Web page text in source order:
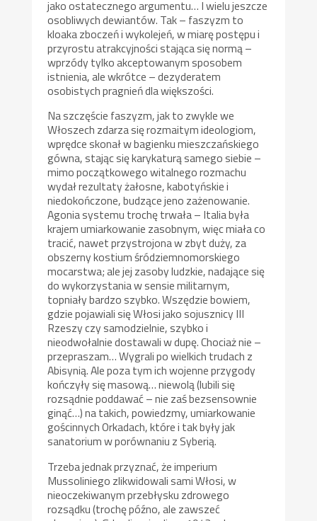
jako ostatecznego argumentu… I wielu jeszcze
osobliwych dewiantów. Tak – faszyzm to
kloaka zboczeń i wykolejeń, w miarę postępu i
przyrostu atrakcyjności stająca się normą –
wprzódy tylko akceptowanym sposobem
istnienia, ale wkrótce – dezyderatem
osobistych pragnień dla większości.
Na szczęście faszyzm, jak to zwykle we
Włoszech zdarza się rozmaitym ideologiom,
wprędce skonał w bagienku mieszczańskiego
gówna, stając się karykaturą samego siebie –
mimo początkowego witalnego rozmachu
wydał rezultaty żałosne, kabotyńskie i
niedokończone, budzące jeno zażenowanie.
Agonia systemu trochę trwała – Italia była
krajem umiarkowanie zasobnym, więc miała co
tracić, nawet przystrojona w zbyt duży, za
obszerny kostium śródziemnomorskiego
mocarstwa; ale jej zasoby ludzkie, nadające się
do wykorzystania w sensie militarnym,
topniały bardzo szybko. Wszędzie bowiem,
gdzie pojawiali się Włosi jako sojusznicy III
Rzeszy czy samodzielnie, szybko i
nieodwołalnie dostawali w dupę. Chociaż nie –
przepraszam… Wygrali po wielkich trudach z
Abisynią. Ale poza tym ich wojenne przygody
kończyły się masową… niewolą (lubili się
rozsądnie poddawać – nie zaś bezsensownie
ginąć…) na takich, powiedzmy, umiarkowanie
gościnnych Orkadach, które i tak były jak
sanatorium w porównaniu z Syberią.
Trzeba jednak przyznać, że imperium
Mussoliniego zlikwidowali sami Włosi, w
nieoczekiwanym przebłysku zdrowego
rozsądku (trochę późno, ale zawszeć